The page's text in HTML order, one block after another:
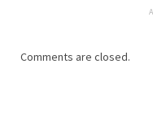
Comments are closed.